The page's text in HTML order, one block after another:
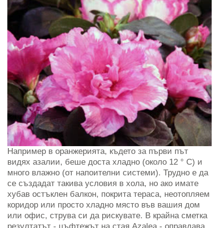
Например в оранжерията, където за първи път
видях азалии, беше доста хладно (около 12 ° C) и
много влажно (от напоителни системи). Трудно е да
се създадат такива условия в хола, но ако имате
хубав остъклен балкон, покрита тераса, неотопляем
коридор или просто хладно място във вашия дом
или офис, струва си да рискувате. В крайна сметка
резултатът - цъфтежът на стая Azalea - оправдава